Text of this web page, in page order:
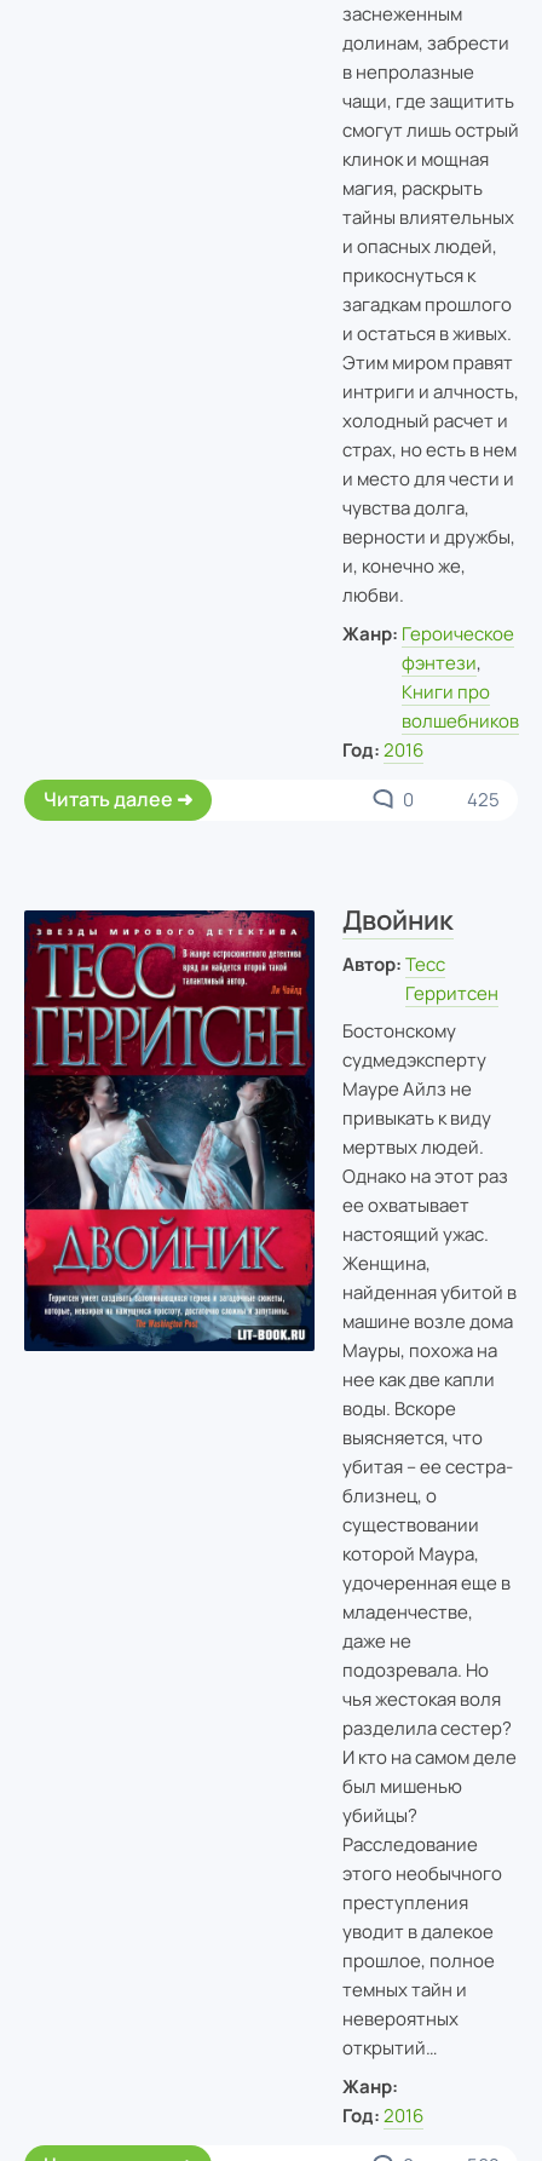
заснеженным
долинам, забрести
в непролазные
чащи, где защитить
смогут лишь острый
клинок и мощная
магия, раскрыть
тайны влиятельных
и опасных людей,
прикоснуться к
загадкам прошлого
и остаться в живых.
Этим миром правят
интриги и алчность,
холодный расчет и
страх, но есть в нем
и место для чести и
чувства долга,
верности и дружбы,
и, конечно же,
любви.
Жанр: Героическое
фэнтези,
Книги про
волшебников
Год: 2016
Читать далее 0 425
Двойник
Автор: Тесс
Герритсен
Бостонскому
судмедэксперту
Мауре Айлз не
привыкать к виду
мертвых людей.
Однако на этот раз
ее охватывает
настоящий ужас.
Женщина,
найденная убитой в
машине возле дома
Мауры, похожа на
нее как две капли
воды. Вскоре
выясняется, что
убитая – ее сестра-
близнец, о
существовании
которой Маура,
удочеренная еще в
младенчестве,
даже не
подозревала. Но
чья жестокая воля
разделила сестер?
И кто на самом деле
был мишенью
убийцы?
Расследование
этого необычного
преступления
уводит в далекое
прошлое, полное
темных тайн и
невероятных
открытий…
Жанр:
Год: 2016